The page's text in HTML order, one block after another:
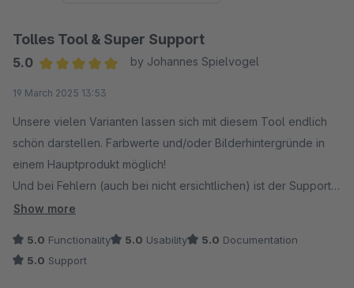
Tolles Tool & Super Support
5.0
by Johannes Spielvogel
19 March 2025 13:53
Unsere vielen Varianten lassen sich mit diesem Tool endlich
schön darstellen. Farbwerte und/oder Bilderhintergründe in
einem Hauptprodukt möglich!
Und bei Fehlern (auch bei nicht ersichtlichen) ist der Support
in wenigen Tagen zur Stelle und prüft auch im Backend
Show more
5.0 Functionality 5.0 Usability 5.0 Documentation
5.0 Support